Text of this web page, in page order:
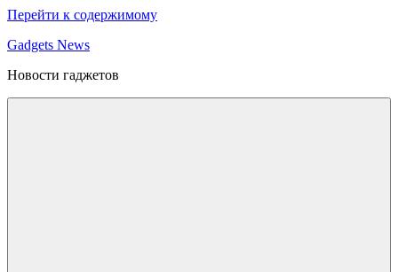
Перейти к содержимому
Gadgets News
Новости гаджетов